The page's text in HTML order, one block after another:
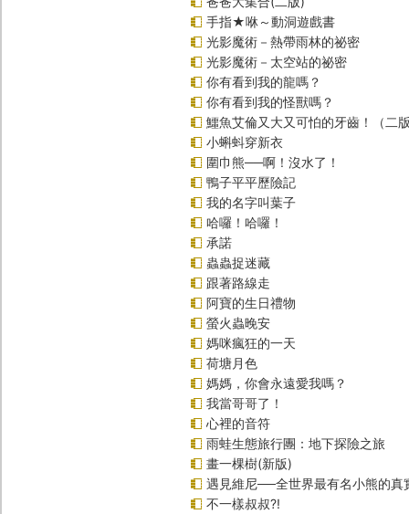
手指★咻～動洞遊戲書
光影魔術－熱帶雨林的祕密
光影魔術－太空站的祕密
你有看到我的龍嗎？
你有看到我的怪獸嗎？
鱷魚艾倫又大又可怕的牙齒！（二
小蝌蚪穿新衣
圍巾熊──啊！沒水了！
鴨子平平歷險記
我的名字叫葉子
哈囉！哈囉！
承諾
蟲蟲捉迷藏
跟著路線走
阿寶的生日禮物
螢火蟲晚安
媽咪瘋狂的一天
荷塘月色
媽媽，你會永遠愛我嗎？
我當哥哥了！
心裡的音符
雨蛙生態旅行團：地下探險之旅
畫一棵樹(新版)
遇見維尼──全世界最有名小熊的真
不一樣叔叔?!